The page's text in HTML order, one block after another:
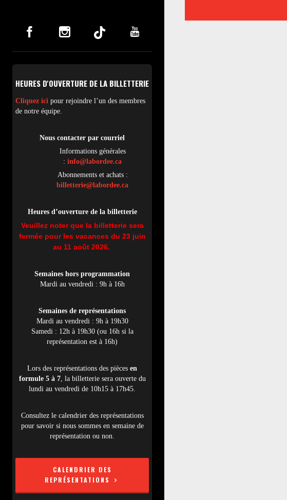
HEURES D'OUVERTURE DE LA BILLETTERIE
Cliquez ici pour rejoindre l’un des membres
de notre équipe.
Nous contacter par courriel
Informations générales
: info@labordee.ca
Abonnements et achats :
billetterie@labordee.ca
Heures d’ouverture de la billetterie
Veuillez noter que la billetterie sera
fermée pour les vacances du 23 juin
au 11 août 2026.
Semaines hors programmation
Mardi au vendredi : 9h à 16h
Semaines de représentations
Mardi au vendredi : 9h à 19h30
Samedi : 12h à 19h30 (ou 16h si la
représentation est à 16h)
Lors des représentations des pièces en
formule 5 à 7, la billetterie sera ouverte du
lundi au vendredi de 10h15 à 17h45.
Consultez le calendrier des représentations
pour savoir si nous sommes en semaine de
représentation ou non.
CALENDRIER DES
REPRÉSENTATIONS